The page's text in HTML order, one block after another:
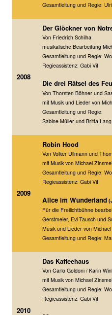
Gesamtleitung und Regie:
2008
Der Glöckner von
Von Friedrich Schilha
musikalische Bearbeitung
Gesamtleitung und Regie:
Regieassistenz: Gabi Vit
Die drei Rätsel des
Von Thorsten
mit Musik und Lieder von
Gesamtleitung und Regie:
Sabine Müller und Britta Lang
2009
Robin Hood
Von Volker Ullmann und
mit Musik von Michael
Gesamtleitung und Regie:
Regieassistenz: Gabi Vit
Alice im Wunderland
Für die Freilichtbühne
Gerstmeier, Evi Tausch und
Musik und Lieder von
Gesamtleitung und Regie:
2010
Das Kaffeehaus
Von Carlo Goldoni / Karin
mit Musik von Michael
Gesamtleitung und Regie:
Regieassistenz: Gabi Vit